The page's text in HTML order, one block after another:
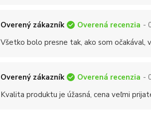
Overený zákazník Overená recenzia -
Všetko bolo presne tak, ako som očakával,
Overený zákazník Overená recenzia -
Kvalita produktu je úžasná, cena veľmi